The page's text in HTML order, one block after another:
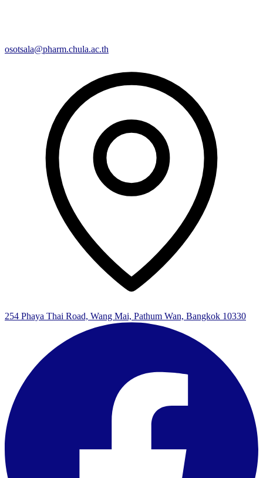
osotsala@pharm.chula.ac.th
254 Phaya Thai Road, Wang Mai, Pathum Wan, Bangkok 10330